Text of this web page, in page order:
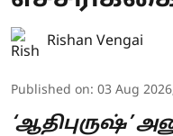
Rishan Vengai
Published on: 03 Aug
‘ஆதிபுருஷ்’